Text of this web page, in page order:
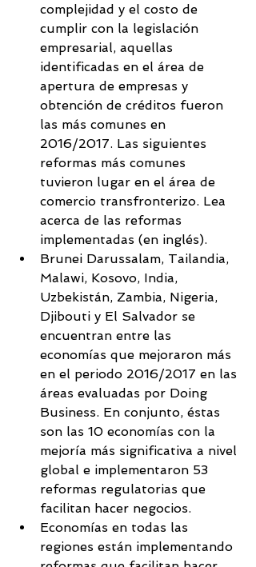
complejidad y el costo de
cumplir con la legislación
empresarial, aquellas
identificadas en el área de
apertura de empresas y
obtención de créditos fueron
las más comunes en
2016/2017. Las siguientes
reformas más comunes
tuvieron lugar en el área de
comercio transfronterizo. Lea
acerca de las reformas
implementadas (en inglés).
Brunei Darussalam, Tailandia,
Malawi, Kosovo, India,
Uzbekistán, Zambia, Nigeria,
Djibouti y El Salvador se
encuentran entre las
economías que mejoraron más
en el periodo 2016/2017 en las
áreas evaluadas por Doing
Business. En conjunto, éstas
son las 10 economías con la
mejoría más significativa a nivel
global e implementaron 53
reformas regulatorias que
facilitan hacer negocios.
Economías en todas las
regiones están implementando